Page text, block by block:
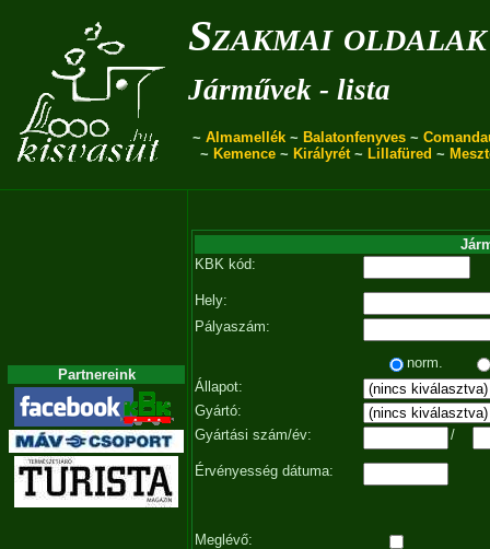
Szakmai oldalak
Járművek - lista
~ Almamellék ~ Balatonfenyves ~
~ Kemence~ Királyrét~ Lillafüred ~
Partnereink
KBK kód:
Hely:
Pályaszám:
norm.
Állapot:
Gyártó:
Gyártási szám/év:
/
Érvényesség dátuma:
Meglévő: